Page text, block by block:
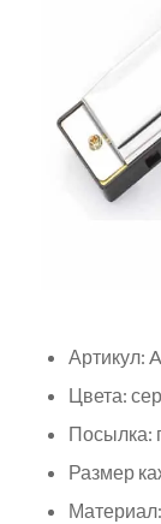
Артикул:
Цвета:
Посылка:
Размер